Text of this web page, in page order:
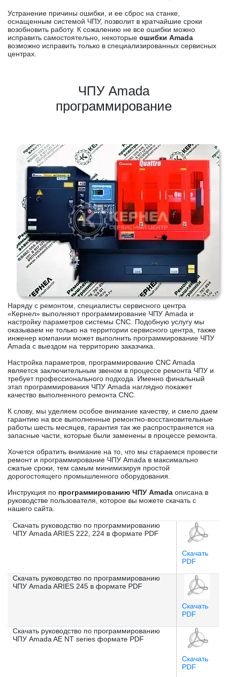
Устранение причины ошибки, и ее сброс на станке,
оснащенным системой ЧПУ, позволит в кратчайшие сроки
возобновить работу. К сожалению не все ошибки можно
исправить самостоятельно, некоторые ошибки Amada
возможно исправить только в специализированных сервисных
центрах.
ЧПУ Amada
программирование
Наряду с ремонтом, специалисты сервисного центра
«Кернел» выполняют программирование ЧПУ Amada и
настройку параметров системы CNC. Подобную услугу мы
оказываем не только на территории сервисного центра, также
инженер компании может выполнить программирование ЧПУ
Amada с выездом на территорию заказчика.
Настройка параметров, программирование CNC Amada
является заключительным звеном в процессе ремонта ЧПУ и
требует профессионального подхода. Именно финальный
этап программирования ЧПУ Amada наглядно покажет
качество выполненного ремонта CNC.
К слову, мы уделяем особое внимание качеству, и смело даем
гарантию на все выполненные ремонтно-восстановительные
работы шесть месяцев, гарантия так же распространяется на
запасные части, которые были заменены в процессе ремонта.
Хочется обратить внимание на то, что мы стараемся провести
ремонт и программирование ЧПУ Amada в максимально
сжатые сроки, тем самым минимизируя простой
дорогостоящего промышленного оборудования.
Инструкция по программированию ЧПУ Amada описана в
руководстве пользователя, которое вы можете скачать с
нашего сайта.
Скачать руководство по программированию
ЧПУ Amada ARIES 222, 224 в формате PDF
Скачать
PDF
Скачать руководство по программированию
ЧПУ Amada ARIES 245 в формате PDF
Скачать
PDF
Скачать руководство по программированию
ЧПУ Amada AE NT series формате PDF
Скачать
PDF